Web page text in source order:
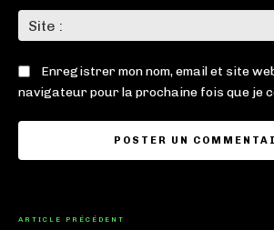
Enregistrer mon nom, email et site
navigateur pour la prochaine fois que je
ARTICLE PRÉCÉDENT